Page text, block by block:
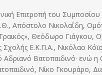
Επιτροπή του
Απόστολο Νικολαΐδη,
Θεόδωρο Γιάγκου,
Σχολής Ε.Κ.Π.Α., Νικόλαο
Βατοπαιδινό· ενώ
Νίκο Γκουράρο,